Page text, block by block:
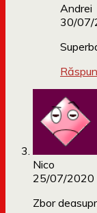
Andrei
30/07/
Nico
25/07/2020
Zbor